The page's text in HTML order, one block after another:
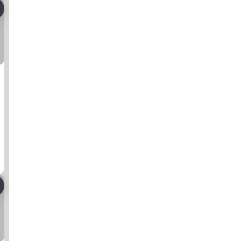
do ulubionych
do ulubionych